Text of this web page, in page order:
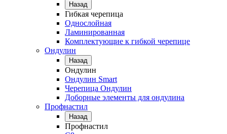
Назад
Гибкая черепица
Однослойная
Ламинированная
Комплектующие к гибкой черепице
Ондулин
Назад
Ондулин
Ондулин Smart
Черепица Ондулин
Доборные элементы для ондулина
Профнастил
Назад
Профнастил